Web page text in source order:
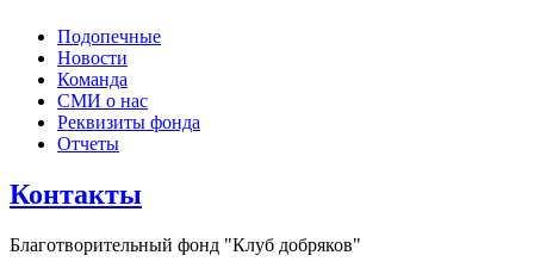
Подопечные
Новости
Команда
СМИ о нас
Реквизиты фонда
Отчеты
Контакты
Благотворительный фонд "Клуб добряков"